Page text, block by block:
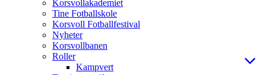
Korsvollakademiet
Tine Fotballskole
Korsvoll Fotballfestival
Nyheter
Korsvollbanen
Roller
Kampvert